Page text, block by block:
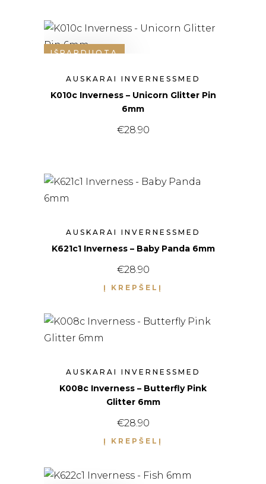
IŠPARDUOTA
AUSKARAI INVERNESSMED
K010c Inverness – Unicorn Glitter Pin
6mm
€28.90
AUSKARAI INVERNESSMED
K621c1 Inverness – Baby Panda 6mm
€28.90
Į KREPŠELĮ
AUSKARAI INVERNESSMED
K008c Inverness – Butterfly Pink
Glitter 6mm
€28.90
Į KREPŠELĮ